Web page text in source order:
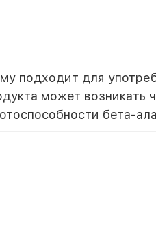
подходит для
может возникать
бета-